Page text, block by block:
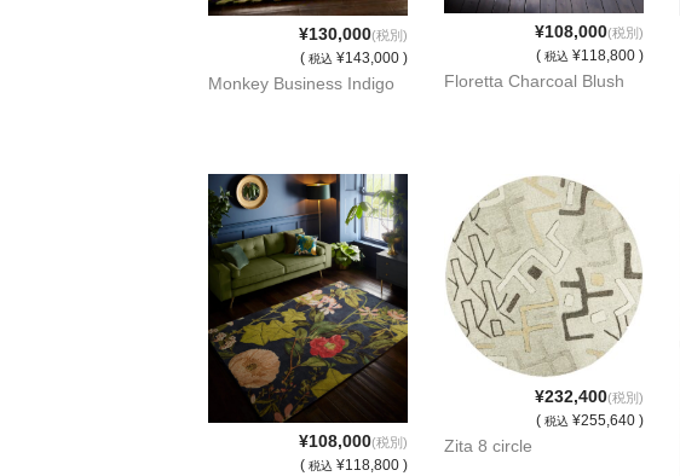
¥130,000(税別)
( 税込 ¥143,000 )
Monkey Business Indigo
¥108,000(税別)
( 税込 ¥118,800 )
Floretta Charcoal Blush
¥108,000(税別)
( 税込 ¥118,800 )
¥232,400(税別)
( 税込 ¥255,640 )
Zita 8 circle